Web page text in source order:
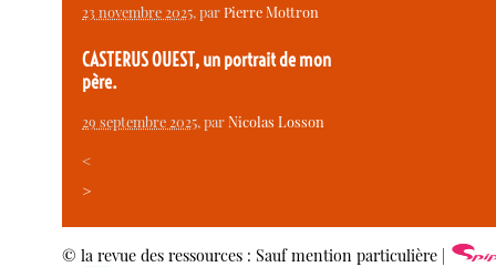
23 novembre 2025, parPierre Mottron
CASTERUS OUEST, un portrait de mon
père.
29 septembre 2025, parNicolas Losson
<
>
© la revue des ressources : Sauf mention particulière |